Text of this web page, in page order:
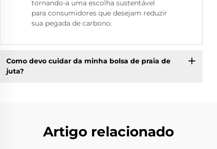
tornando-a uma escolha sustentável
para consumidores que desejam reduzir
sua pegada de carbono.
Como devo cuidar da minha bolsa de praia de
juta?
Artigo relacionado